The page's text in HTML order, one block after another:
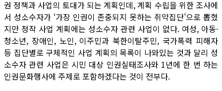
권 정책과 사업의 토대가 되는 계획인데, 계획 수립을 위한 조사에
서 성소수자가 ‘가장 인권이 존중되지 못하는 취약집단’으로 뽑혔
지만 정작 사업 계획에는 성소수자 관련 사업이 없다. 여성, 아동·
청소년, 장애인, 노인, 이주민과 북한이탈주민, 국가폭력 피해자
등 집단별로 구체적인 사업 계획의 목록이 나와있는 것과 달리 성
소수자 관련 사업은 시민 대상 인권실태조사와 1년에 한 번 하는
인권문화행사에 주제로 포함하겠다는 것이 전부다.